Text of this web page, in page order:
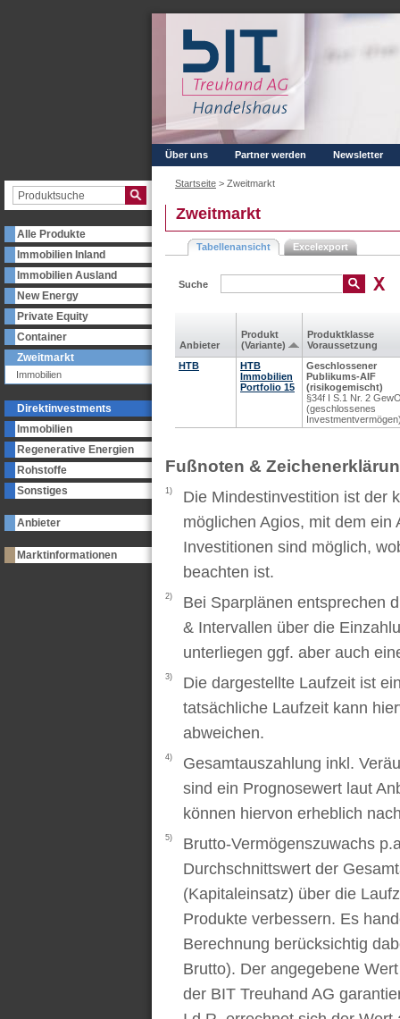
Alle Produkte
Immobilien Inland
Immobilien Ausland
New Energy
Private Equity
Container
Zweitmarkt
Immobilien
Direktinvestments
Immobilien
Regenerative Energien
Rohstoffe
Sonstiges
Anbieter
Marktinformationen
Über uns Partner werden Newsletter
Startseite > Zweitmarkt
Zweitmarkt
Tabellenansicht Excelexport
Suche
Anbieter
Produkt
(Variante)
Produkt­klasse
Voraus­setzung
HTB
HTB
Immobilien
Portfolio 15
Geschlossener
Publikums-AIF
(risikogemischt)
§34f I S.1 Nr. 2
(geschlossenes
Fußnoten &
1)
Die Mindestinvestition ist der
möglichen Agios, mit dem
Investitionen sind möglich,
beachten ist.
2)
Bei Sparplänen entsprechen
& Intervallen über die
unterliegen ggf. aber auch
3)
Die dargestellte Laufzeit ist
tatsächliche Laufzeit kann
abweichen.
4)
Gesamtauszahlung inkl.
sind ein Prognosewert laut
können hiervon erheblich
5)
Brutto-Vermögenszuwachs
Durchschnittswert der
(Kapitaleinsatz) über die
Produkte verbessern. Es
Berechnung berücksichtig
Brutto). Der angegebene
der BIT Treuhand AG